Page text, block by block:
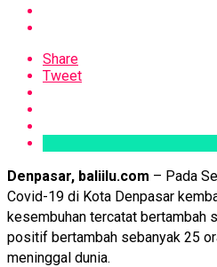
Share
Tweet
Denpasar, baliilu.com – Pada
Covid-19 di Kota Denpasar
kesembuhan tercatat bertambah
positif bertambah sebanyak 25
meninggal dunia.